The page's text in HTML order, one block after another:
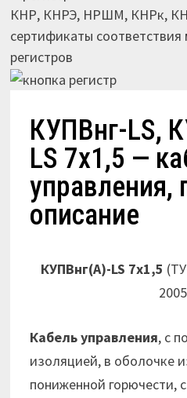
КНР, КНРЭ, НРШМ, КНРк,
сертификаты соответствия
регистров
КУПВнг-LS,
LS 7х1,5 —
управления,
описание
КУПВнг(А)-LS 7х1,5
Кабель управления, с
изоляцией, в оболочке
пониженной горючести,